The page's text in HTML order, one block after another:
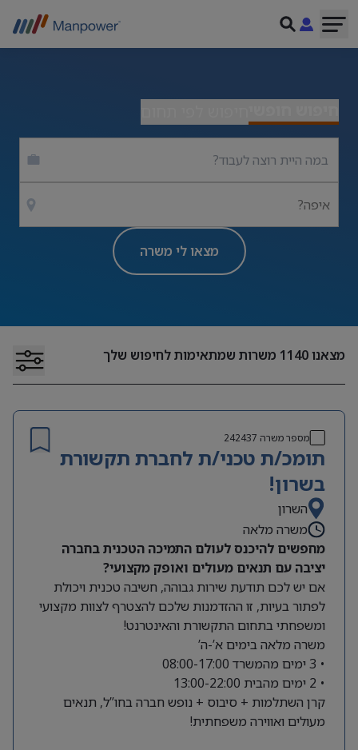
איפה?
מצאו לי משרה
מצאנו1140 משרות שמתאימות לחיפוש שלך
מספר משרה 242437
תומכ/ת טכני/ת לחברת תקשורת
בשרון!
השרון
משרה מלאה
מחפשים להיכנס לעולם התמיכה הטכנית בחברה
יציבה עם תנאים מעולים ואופק מקצועי?
אם יש לכם תודעת שירות גבוהה, חשיבה טכנית ויכולת
לפתור בעיות, זו ההזדמנות שלכם להצטרף לצוות מקצועי
ומשפחתי בתחום התקשורת והאינטרנט!
משרה מלאה בימים א’-ה’
• 3 ימים מהמשרד 08:00-17:00
• 2 ימים מהבית 13:00-22:00
קרן השתלמות + סיבוס + נופש חברה בחו”ל, תנאים
מעולים ואווירה משפחתית!